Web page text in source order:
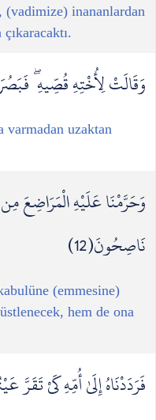
(vadimize) inananlardan
وَقَالَتْ لِأُخْتِهِ قُصِّيهِ
varmadan uzaktan
نَاصِحُونَ(12)
(emmesine)
hem de ona
فَرَدَدْنَاهُ إِلَىٰ أُمِّهِ كَيْ